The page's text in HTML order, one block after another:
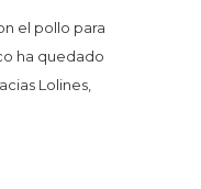
el pollo para
ha quedado
Lolines,